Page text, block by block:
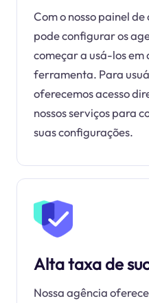
Com o nosso painel
pode configurar os
começar a usá-los
ferramenta. Para
oferecemos acesso
nossos serviços para
suas configurações.
Alta taxa de
Nossa agência